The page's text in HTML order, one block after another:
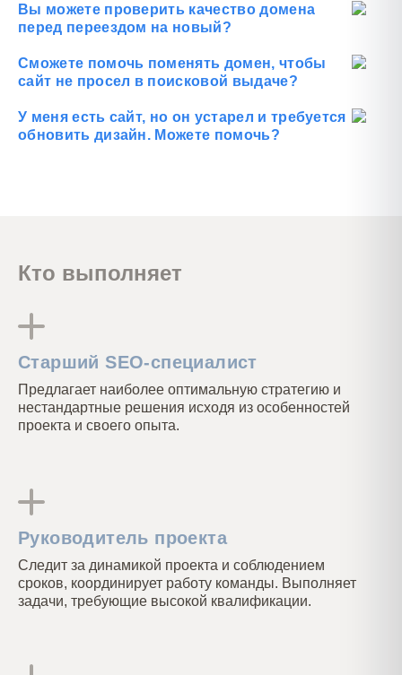
Вы можете проверить качество домена
перед переездом на новый?
качественный анализ домена.
Сможете помочь поменять домен, чтобы
сайт не просел в поисковой выдаче?
поисковой выдаче, мы тщательно
подготовимся и проработаем все этапы
У меня есть сайт, но он устарел и требуется
обновить дизайн. Можете помочь?
Кто выполняет
Старший SEO-специалист
Предлагает наиболее оптимальную стратегию и
нестандартные решения исходя из особенностей
проекта и своего опыта.
Руководитель проекта
Следит за динамикой проекта и соблюдением
сроков, координирует работу команды. Выполняет
задачи, требующие высокой квалификации.